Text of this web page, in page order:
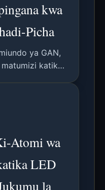
kwa
Picha
ya GAN,
katika
Atomi wa
LED
la